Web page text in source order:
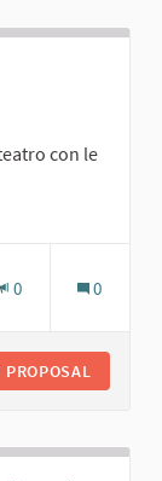
con le
0 0
PROPOSAL